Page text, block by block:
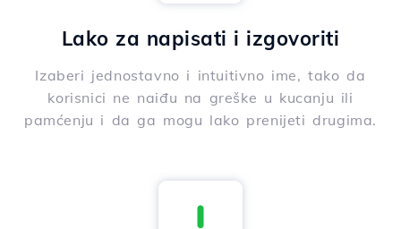
Lako za napisati i izgovoriti
Izaberi jednostavno i intuitivno ime, tako da
korisnici ne naiđu na greške u kucanju ili
pamćenju i da ga mogu lako prenijeti drugima.